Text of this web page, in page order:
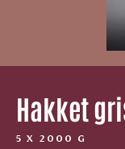
Hakket
5 X 2000 G